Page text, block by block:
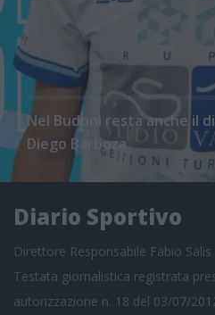
Nel Budoni resta anche il
Diego Barboza
Diario Sportivo
Direttore Responsabile Fabio Salis
Testata giornalistica registrata
autorizzazione n. 18 del 03/07/